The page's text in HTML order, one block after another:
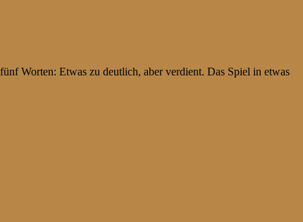
Worten: Etwas zu deutlich, aber verdient. Das Spiel in etwas